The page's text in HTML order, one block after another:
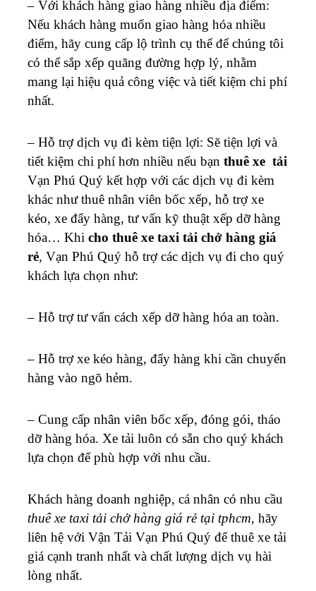
– Với khách hàng giao hàng nhiều địa điểm:
Nếu khách hàng muốn giao hàng hóa nhiều
điểm, hãy cung cấp lộ trình cụ thể để chúng tôi
có thể sắp xếp quãng đường hợp lý, nhằm
mang lại hiệu quả công việc và tiết kiệm chi phí
nhất.
– Hỗ trợ dịch vụ đi kèm tiện lợi: Sẽ tiện lợi và
tiết kiệm chi phí hơn nhiều nếu bạn thuê xe tải
Vạn Phú Quý kết hợp với các dịch vụ đi kèm
khác như thuê nhân viên bốc xếp, hỗ trợ xe
kéo, xe đẩy hàng, tư vấn kỹ thuật xếp dỡ hàng
hóa… Khi cho thuê xe taxi tải chở hàng giá
rẻ, Vạn Phú Quý hỗ trợ các dịch vụ đi cho quý
khách lựa chọn như:
– Hỗ trợ tư vấn cách xếp dỡ hàng hóa an toàn.
– Hỗ trợ xe kéo hàng, đẩy hàng khi cần chuyển
hàng vào ngõ hẻm.
– Cung cấp nhân viên bốc xếp, đóng gói, tháo
dỡ hàng hóa. Xe tải luôn có sẵn cho quý khách
lựa chọn để phù hợp với nhu cầu.
Khách hàng doanh nghiệp, cá nhân có nhu cầu
thuê xe taxi tải chở hàng giá rẻ tại tphcm, hãy
liên hệ với Vận Tải Vạn Phú Quý để thuê xe tải
giá cạnh tranh nhất và chất lượng dịch vụ hài
lòng nhất.